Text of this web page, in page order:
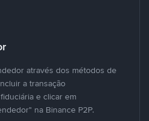
através dos métodos de
a transação
e clicar em
na Binance P2P.